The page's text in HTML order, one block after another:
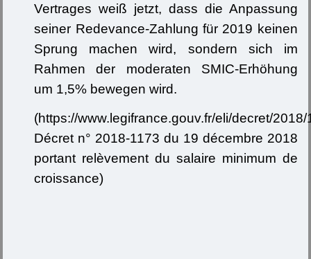
Vertrages weiß jetzt, dass die Anpassung
seiner Redevance-Zahlung für 2019 keinen
Sprung machen wird, sondern sich im
Rahmen der moderaten SMIC-Erhöhung
um 1,5% bewegen wird.
(https://www.legifrance.gouv.fr/eli/decret/
Décret n° 2018-1173 du 19 décembre 2018
portant relèvement du salaire minimum de
croissance)